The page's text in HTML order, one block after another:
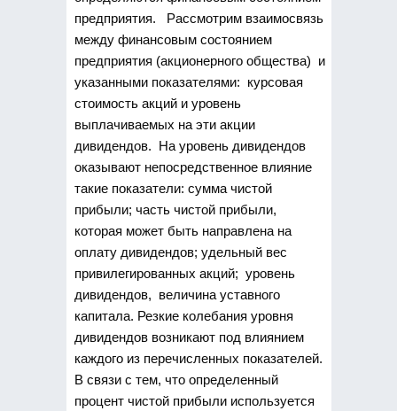
предприятия. Рассмотрим взаимосвязь
между финансовым состоянием
предприятия (акционерного общества) и
указанными показателями: курсовая
стоимость акций и уровень
выплачиваемых на эти акции
дивидендов. На уровень дивидендов
оказывают непосредственное влияние
такие показатели: сумма чистой
прибыли; часть чистой прибыли,
которая может быть направлена на
оплату дивидендов; удельный вес
привилегированных акций; уровень
дивидендов, величина уставного
капитала. Резкие колебания уровня
дивидендов возникают под влиянием
каждого из перечисленных показателей.
В связи с тем, что определенный
процент чистой прибыли используется